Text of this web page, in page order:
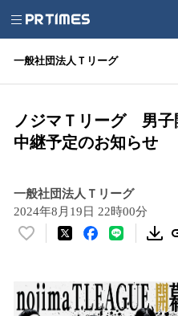
一般社団法人Ｔリーグ
ノジマＴリーグ 男子
中継予定のお知らせ
一般社団法人Ｔリーグ
2024年8月19日 22時00分
い
！
数